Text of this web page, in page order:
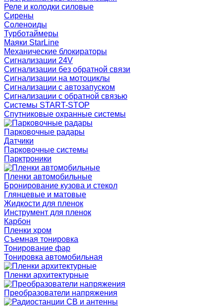
Реле и колодки силовые
Сирены
Соленоиды
Турботаймеры
Маяки StarLine
Механические блокираторы
Сигнализации 24V
Сигнализации без обратной связи
Сигнализации на мотоциклы
Сигнализации с автозапуском
Сигнализации с обратной связью
Системы START-STOP
Спутниковые охранные системы
Парковочные радары
Датчики
Парковочные системы
Парктроники
Пленки автомобильные
Бронирование кузова и стекол
Глянцевые и матовые
Жидкости для пленок
Инструмент для пленок
Карбон
Пленки хром
Съемная тонировка
Тонирование фар
Тонировка автомобильная
Пленки архитектурные
Преобразователи напряжения